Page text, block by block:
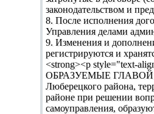
законодательством и
8. После исполнения
Управления делами
9. Изменения и
регистрируются и
<strong><p
ОБРАЗУЕМЫЕ ГЛАВОЙ
Люберецкого района,
районе при решении
самоуправления,